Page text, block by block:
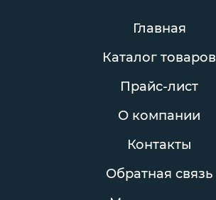
Главная
Каталог товаров
Прайс-лист
О компании
Контакты
Обратная связь